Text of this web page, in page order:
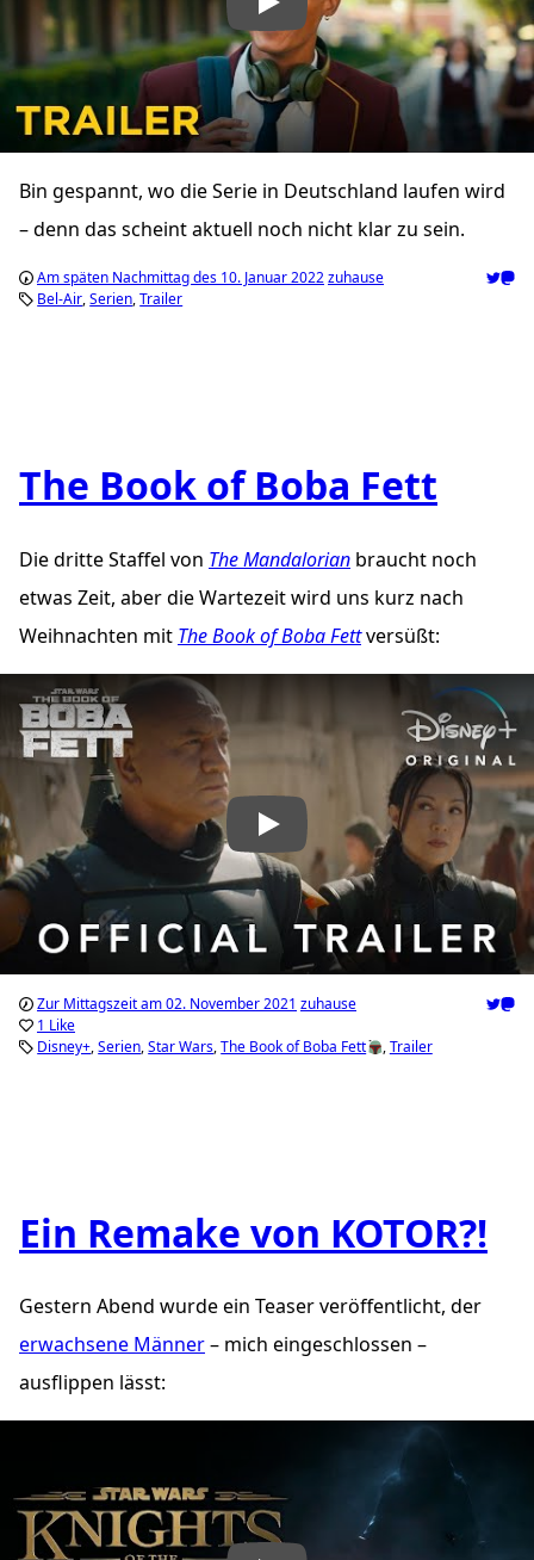
Bin gespannt, wo die Serie in Deutschland laufen wird
– denn das scheint aktuell noch nicht klar zu sein.
Am späten Nachmittag des 10. Januar 2022zuhause
Bel-Air Serien Trailer
The Book of Boba Fett
Die dritte Staffel von The Mandalorian braucht noch
etwas Zeit, aber die Wartezeit wird uns kurz nach
Weihnachten mit The Book of Boba Fettversüßt:
„The Book of Boba Fett | Official Trailer | Disney+“
Zur Mittagszeit am 02. November 2021 zuhause
1 Like
Disney+ Serien Star Wars The Book of Boba Fett Trailer
Ein Remake von KOTOR?!
Gestern Abend wurde ein Teaser veröffentlicht, der
erwachsene Männer– mich eingeschlossen –
ausflippen lässt:
„Star Wars: Knights of the Old Republic Remake –